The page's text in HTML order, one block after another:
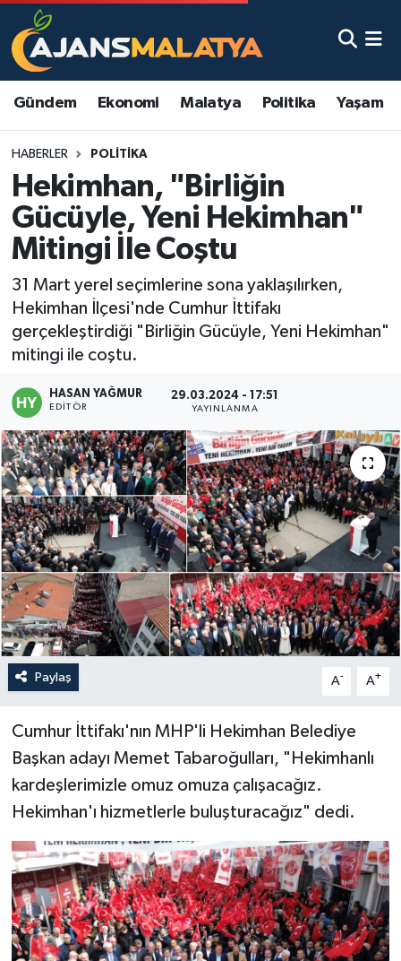
Gündem Ekonomi Malatya Politika Yaşam
HABERLER POLITIKA
Hekimhan, "Birliğin
Gücüyle, Yeni Hekimhan"
Mitingi İle Coştu
31 Mart yerel seçimlerine sona yaklaşılırken,
Hekimhan İlçesi'nde Cumhur İttifakı
gerçekleştirdiği "Birliğin Gücüyle, Yeni Hekimhan"
mitingi ile coştu.
HASAN YAĞMUR
EDITÖR
29.03.2024 - 17:51
YAYINLANMA
Paylaş A- A+
Cumhur İttifakı'nın MHP'li Hekimhan Belediye
Başkan adayı Memet Tabaroğulları, "Hekimhanlı
kardeşlerimizle omuz omuza çalışacağız.
Hekimhan'ı hizmetlerle buluşturacağız" dedi.
Asayiş
Eğitim
Ekonomi
Gündem
Kadın
Kültür & Sanat
Magazin
Politika
Sağlık
Spor
Teknoloji
Yaşam
Malatya Nöbetçi Eczaneler
Malatya Namaz Vakitleri
Malatya Trafik Yoğunluk Haritası
TFF 3.Lig 2.Grup Puan Durumu ve Fikstür
Tüm Manşetler
Son Dakika Haberleri
Haber Arşivi